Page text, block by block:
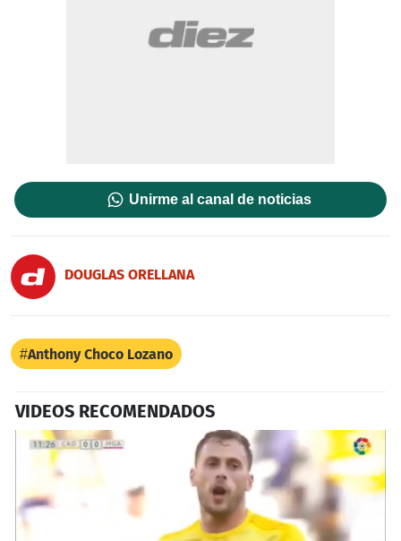
Unirme al canal de noticias
DOUGLAS ORELLANA
Anthony Choco Lozano
VIDEOS RECOMENDADOS